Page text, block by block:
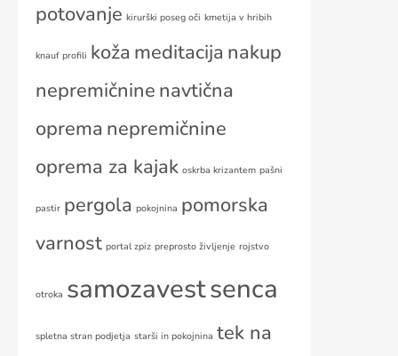
potovanje kirurški poseg oči kmetija v hribih
knauf profili koža meditacija nakup
nepremičnine navtična
oprema nepremičnine
oprema za kajak oskrba krizantem pašni
pastir pergola pokojnina pomorska
varnost portal zpiz preprosto življenje rojstvo
otroka samozavestsenca
spletna stran podjetja starši in pokojnina tek na